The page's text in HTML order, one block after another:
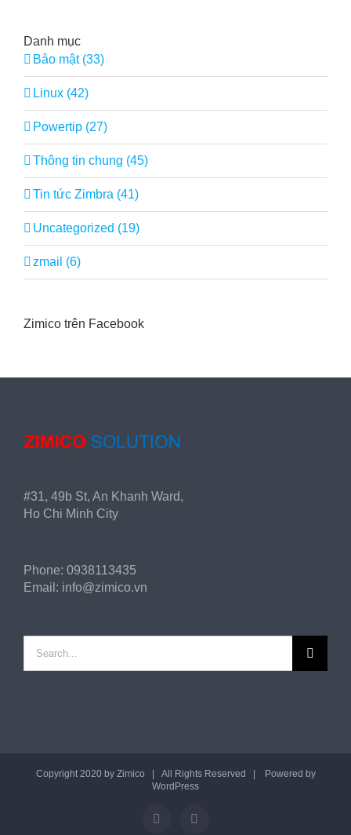
Danh mục
Bảo mật (33)
Linux (42)
Powertip (27)
Thông tin chung (45)
Tin tức Zimbra (41)
Uncategorized (19)
zmail (6)
Zimico trên Facebook
#31, 49b St, An Khanh Ward,
Ho Chi Minh City
Phone: 0938113435
Email: info@zimico.vn
for:
Copyright 2020 by Zimico | All Rights Reserved | Powered by
WordPress
FacebookTwitter